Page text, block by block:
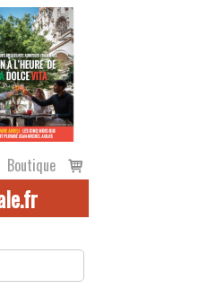
Boutique
Voir
le